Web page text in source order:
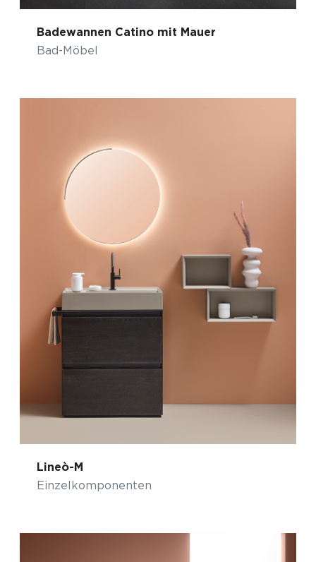
Badewannen Catino mit Mauer
Bad-Möbel
Lineò-M
Einzelkomponenten